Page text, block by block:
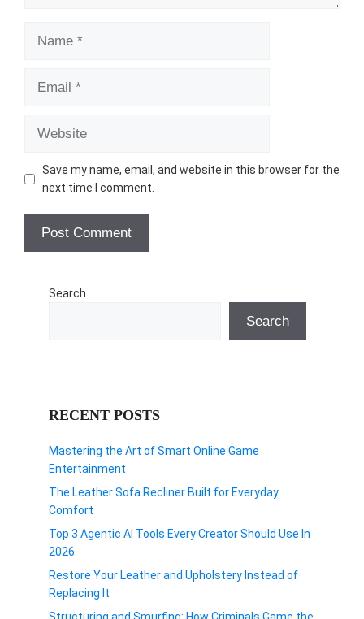
Save my name, email, and website in this browser for the
next time I comment.
Search
Search
RECENT POSTS
Mastering the Art of Smart Online Game
Entertainment
The Leather Sofa Recliner Built for Everyday
Comfort
Top 3 Agentic AI Tools Every Creator Should Use In
2026
Restore Your Leather and Upholstery Instead of
Replacing It